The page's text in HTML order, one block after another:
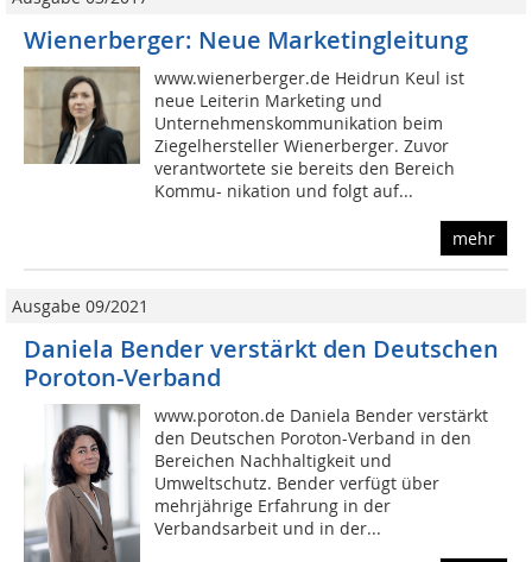
Wienerberger: Neue Marketingleitung
www.wienerberger.de Heidrun Keul ist
neue Leiterin Marketing und
Unternehmenskommunikation beim
Ziegelhersteller Wienerberger. Zuvor
verantwortete sie bereits den Bereich
Kommu- nikation und folgt auf...
mehr
Ausgabe 09/2021
Daniela Bender verstärkt den Deutschen
Poroton-Verband
www.poroton.de Daniela Bender verstärkt
den Deutschen Poroton-Verband in den
Bereichen Nachhaltigkeit und
Umweltschutz. Bender verfügt über
mehrjährige Erfahrung in der
Verbandsarbeit und in der...